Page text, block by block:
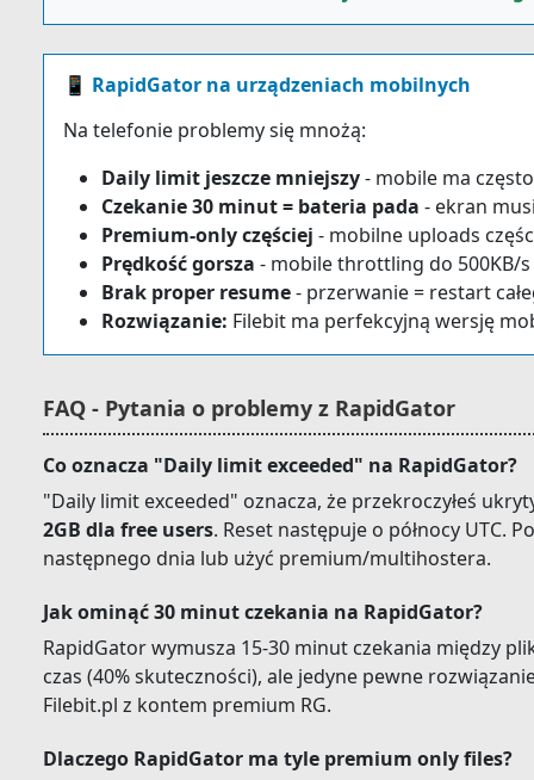
📱 RapidGator na urządzeniach mobilnych
Na telefonie problemy się mnożą:
Daily limit jeszcze mniejszy- mobile ma
Czekanie 30 minut = bateria pada - ekran
Premium-only częściej - mobilne uploads
Prędkość gorsza - mobile throttling do 500KB/s
Brak proper resume- przerwanie = restart
Rozwiązanie: Filebit ma perfekcyjną wersję
FAQ - Pytania o problemy z RapidGator
Co oznacza "Daily limit exceeded" na RapidGator?
"Daily limit exceeded" oznacza, że przekroczyłeś
2GB dla free users. Reset następuje o północy UTC.
następnego dnia lub użyć premium/multihostera.
Jak ominąć 30 minut czekania na RapidGator?
RapidGator wymusza 15-30 minut czekania między
czas (40% skuteczności), ale jedyne pewne
Filebit.pl z kontem premium RG.
Dlaczego RapidGator ma tyle premium only files?